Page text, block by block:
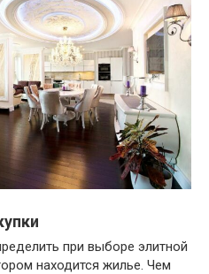
при выборе элитной
находится жилье. Чем